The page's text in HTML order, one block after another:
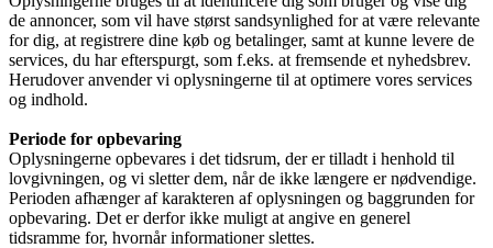
de annoncer, som vil have størst sandsynlighed for at være relevante
for dig, at registrere dine køb og betalinger, samt at kunne levere de
services, du har efterspurgt, som f.eks. at fremsende et nyhedsbrev.
Herudover anvender vi oplysningerne til at optimere vores services
og indhold.
Periode for opbevaring
Oplysningerne opbevares i det tidsrum, der er tilladt i henhold til
lovgivningen, og vi sletter dem, når de ikke længere er nødvendige.
Perioden afhænger af karakteren af oplysningen og baggrunden for
opbevaring. Det er derfor ikke muligt at angive en generel
tidsramme for, hvornår informationer slettes.